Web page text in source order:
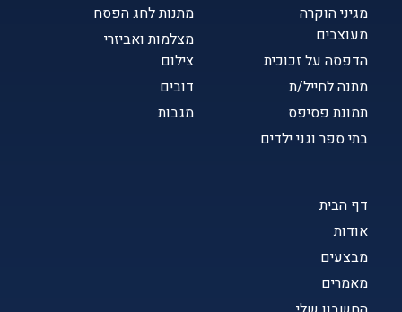
דף הבית
אודות
מבצעים
מאמרים
מגיני הוקרה
מעוצבים
הדפסה על זכוכית
מתנה לחייל/ת
תמונת פסיפס
בתי ספר וגני ילדים
מתנות לחג הפסח
מצלמות ואביזרי
צילום
דובים
מגבות